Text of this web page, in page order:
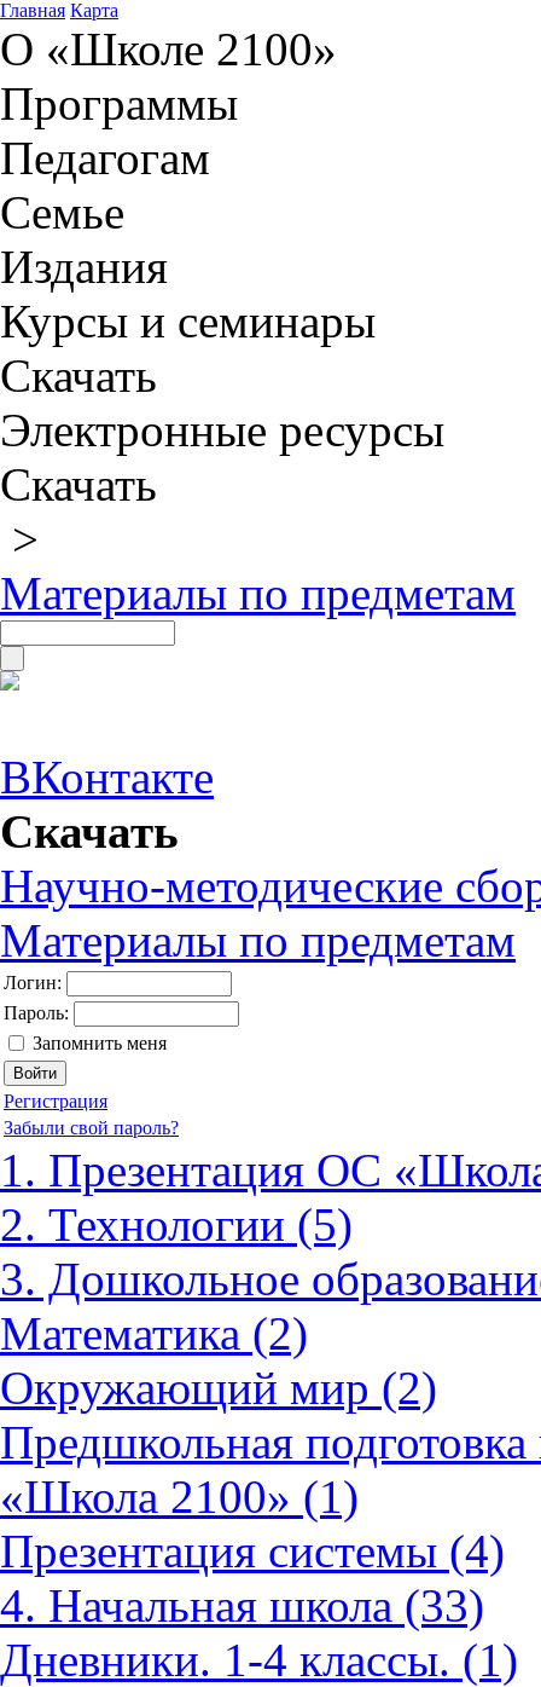
Главная Карта
О «Школе 2100»
Программы
Педагогам
Семье
Издания
Курсы и семинары
Скачать
Электронные ресурсы
Скачать
>
Материалы по предметам
ВКонтакте
Скачать
Научно-методические
Материалы по предметам
Логин:
Пароль:
Запомнить меня
Регистрация
Забыли свой пароль?
1. Презентация ОС
2. Технологии (5)
3. Дошкольное
Математика (2)
Окружающий мир (2)
Предшкольная
«Школа 2100» (1)
Презентация системы (4)
4. Начальная школа (33)
Дневники. 1-4 классы. (1)